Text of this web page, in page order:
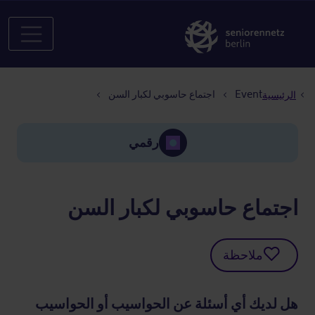
الرئيسيةEvent اجتماع حاسوبي لكبار السن
رقمي
اجتماع حاسوبي لكبار السن
ملاحظة
هل لديك أي أسئلة عن الحواسيب أو الحواسيب